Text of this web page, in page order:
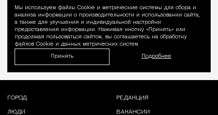
Уведомление
Мы используем файлы Сookie и метрические системы для сбора и
анализа информации о производительности и использовании сайта,
а также для улучшения и индивидуальной настройки
предоставления информации. Нажимая кнопку «Принять» или
продолжая пользоваться сайтом, вы соглашаетесь на обработку
файлов Cookie и данных метрических систем.
Принять Подробнее
ГОРОД
ЛЮДИ
РЕДАКЦИЯ
ВАКАНСИИ